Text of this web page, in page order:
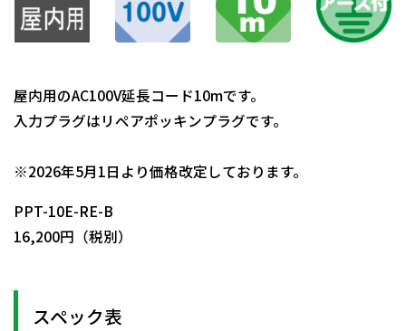
屋内用のAC100V延長コード10mです。
入力プラグはリペアポッキンプラグです。
※2026年5月1日より価格改定しております。
PPT-10E-RE-B
16,200円（税別）
スペック表